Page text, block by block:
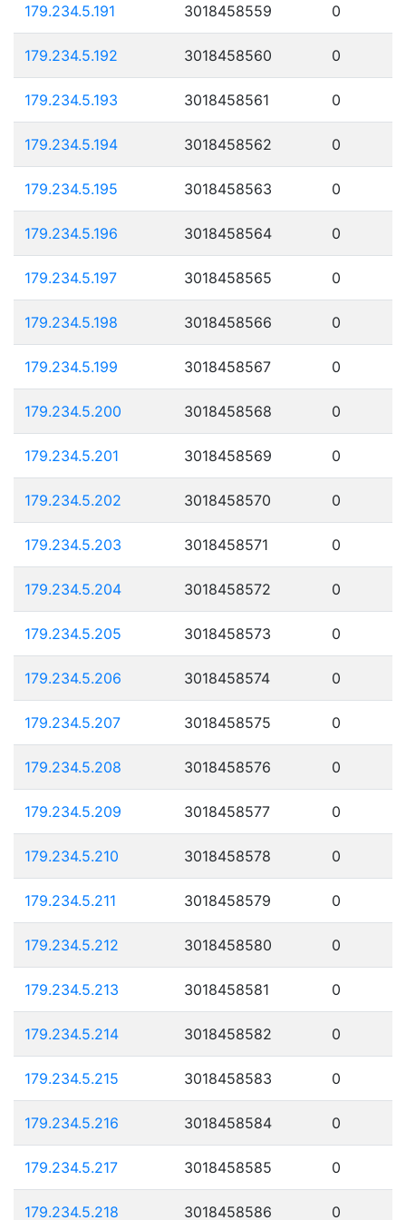
179.234.5.191 3018458559 0
179.234.5.192 3018458560 0
179.234.5.193 3018458561 0
179.234.5.194 3018458562 0
179.234.5.195 3018458563 0
179.234.5.196 3018458564 0
179.234.5.197 3018458565 0
179.234.5.198 3018458566 0
179.234.5.199 3018458567 0
179.234.5.200 3018458568 0
179.234.5.201 3018458569 0
179.234.5.202 3018458570 0
179.234.5.203 3018458571 0
179.234.5.204 3018458572 0
179.234.5.205 3018458573 0
179.234.5.206 3018458574 0
179.234.5.207 3018458575 0
179.234.5.208 3018458576 0
179.234.5.209 3018458577 0
179.234.5.210 3018458578 0
179.234.5.211 3018458579 0
179.234.5.212 3018458580 0
179.234.5.213 3018458581 0
179.234.5.214 3018458582 0
179.234.5.215 3018458583 0
179.234.5.216 3018458584 0
179.234.5.217 3018458585 0
179.234.5.218 3018458586 0